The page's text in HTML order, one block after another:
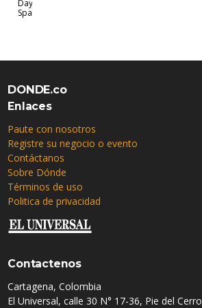
Day
Spa
DONDE.co
Enlaces
Paute con nosotros
Registre su negocio o evento
Contáctanos
Sobre Dónde
Términos de uso
Politica de privacidad
Contactenos
Cartagena, Colombia
El Universal, calle 30 N° 17-36, Pie del Cerro